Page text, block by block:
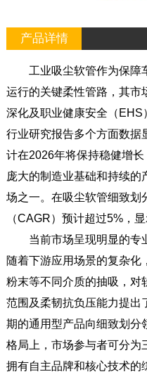
产品详情
工业吸尘软管作为保障
运行的关键柔性管路，其市
深化及职业健康安全（
行业研究报告多个方面数据
计在2026年将保持稳健增
庞大的制造业基础和持续
场之一。在吸尘软管细致划
（CAGR）预计超过5%，
当前市场呈现明显的专业
随着下游应用场景的复杂化
粉末等不同介质的抽吸，对
范围及柔韧抗负压能力提出
期的通用型产品向细致划分
格局上，市场参与者可分为
拥有自主品牌和核心技术的